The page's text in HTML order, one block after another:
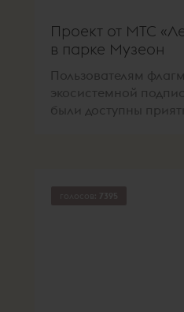
Проект от МТС
в парке Музеон
Пользователям
экосистемной
были доступны